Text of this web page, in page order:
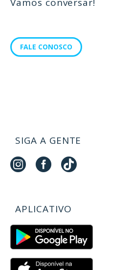
Vamos conversar!
FALE CONOSCO
SIGA A GENTE
APLICATIVO